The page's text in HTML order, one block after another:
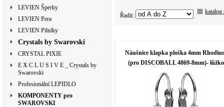
LEVIEN Šperky
LEVIEN Pera
LEVIEN Pilníky
Crystals by Swarovski
CRYSTAL PIXIE
E X C L U S I V E _ Crystals by
Swarovski
Profesionální LEPIDLO
KOMPONENTY pro
SWAROVSKI
Řadit:
katalog
Náušnice klapka ploška 4mm
(pro DISCOBALL 4869-8mm)- lůžko
bez okraje